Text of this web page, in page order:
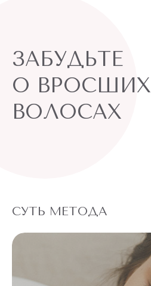
ЗАБУДЬТЕ
О ВРОСШИХ
ВОЛОСАХ
СУТЬ МЕТОДА